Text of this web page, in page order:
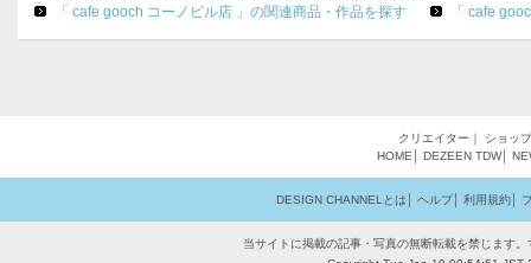
「 cafe gooch コーノビル店 」の関連商品・作品を探す
「 cafe
クリエイター ｜ ショップ
HOME
DEZEEN TDW│
DESIGN CHANNELとは ヘルプ│ 利用規約│
当サイトに掲載の記事・写真の無断転載を禁じます